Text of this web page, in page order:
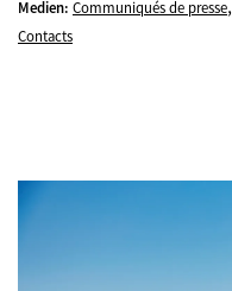
Medien: Communiqués de presse,
Contacts